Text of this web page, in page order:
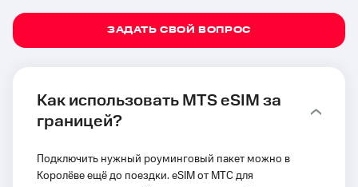
ЗАДАТЬ СВОЙ ВОПРОС
Как использовать MTS eSIM за
границей?
Подключить нужный роуминговый пакет можно в
Королёве ещё до поездки. eSIM от МТС для